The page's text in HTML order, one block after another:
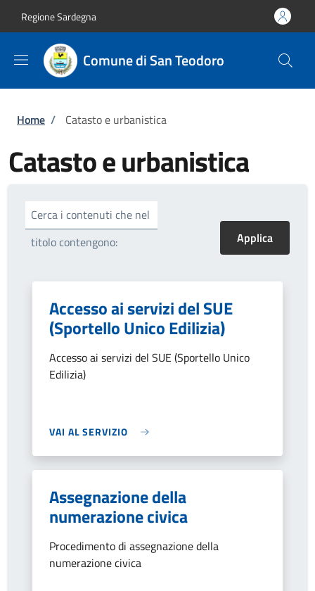
Regione Sardegna
Comune di San Teodoro
Briciole di pane
Home / Catasto e urbanistica
Catasto e urbanistica
Cerca i contenuti che nel
titolo contengono:
Accesso ai servizi del SUE
(Sportello Unico Edilizia)
Accesso ai servizi del SUE (Sportello Unico
Edilizia)
VAI AL SERVIZIO
Assegnazione della
numerazione civica
Procedimento di assegnazione della
numerazione civica